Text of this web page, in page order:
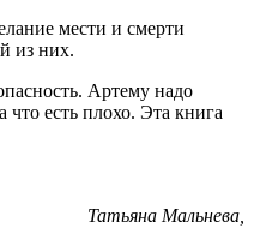
мести и смерти
из них.
Артему надо
что есть плохо. Эта книга
Татьяна Мальнева,